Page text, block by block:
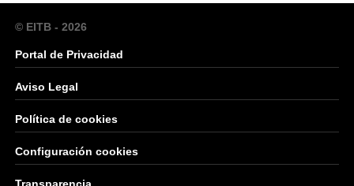
© EITB - 2026
Portal de Privacidad
Aviso Legal
Política de cookies
Configuración cookies
Transparencia